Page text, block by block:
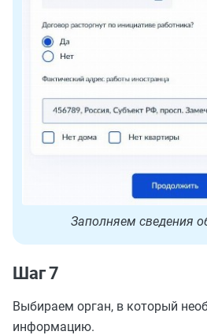
Заполняем сведения
Шаг 7
Выбираем орган, в который
информацию.